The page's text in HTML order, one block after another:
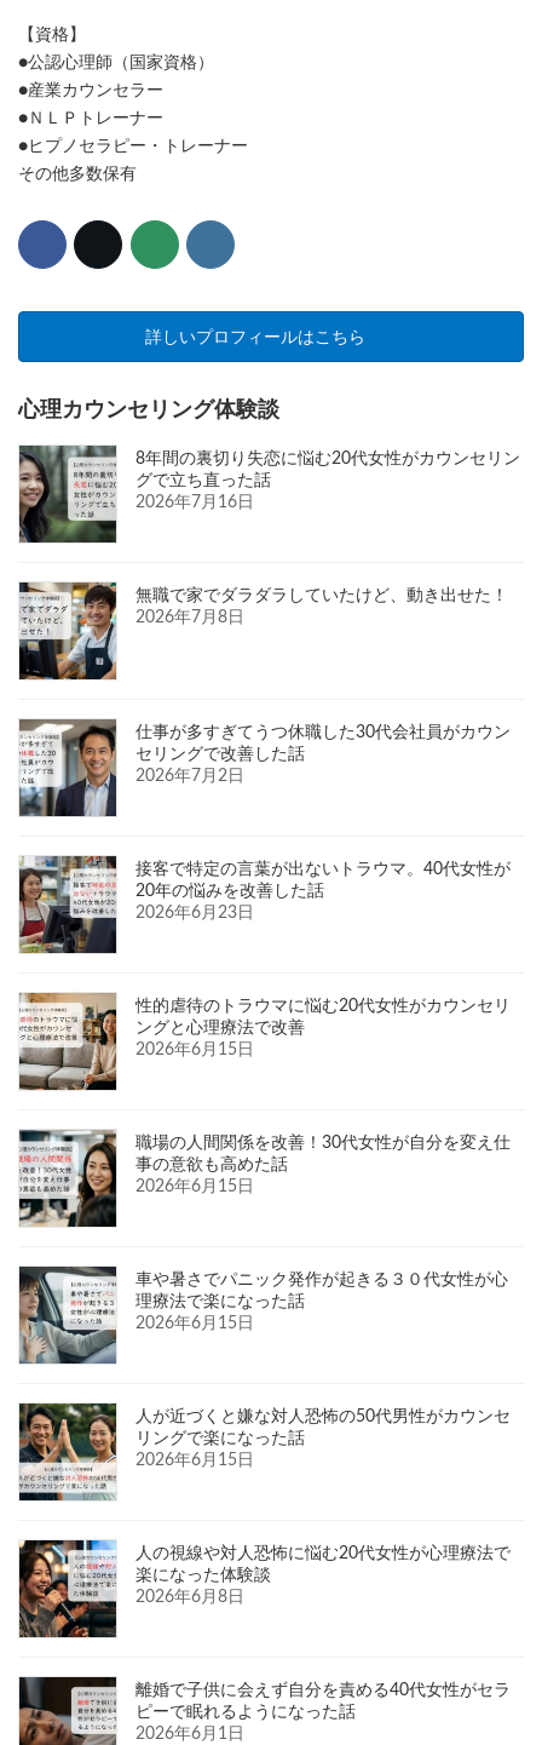
【資格】
●公認心理師（国家資格）
●産業カウンセラー
●ＮＬＰトレーナー
●ヒプノセラピー・トレーナー
その他多数保有
詳しいプロフィールはこちら
心理カウンセリング体験談
8年間の裏切り失恋に悩む20代女性がカウンセリン
グで立ち直った話
2026年7月16日
無職で家でダラダラしていたけど、動き出せた！
2026年7月8日
仕事が多すぎてうつ休職した30代会社員がカウン
セリングで改善した話
2026年7月2日
接客で特定の言葉が出ないトラウマ。40代女性が
20年の悩みを改善した話
2026年6月23日
性的虐待のトラウマに悩む20代女性がカウンセリ
ングと心理療法で改善
2026年6月15日
職場の人間関係を改善！30代女性が自分を変え仕
事の意欲も高めた話
2026年6月15日
車や暑さでパニック発作が起きる３０代女性が心
理療法で楽になった話
2026年6月15日
人が近づくと嫌な対人恐怖の50代男性がカウンセ
リングで楽になった話
2026年6月15日
人の視線や対人恐怖に悩む20代女性が心理療法で
楽になった体験談
2026年6月8日
離婚で子供に会えず自分を責める40代女性がセラ
ピーで眠れるようになった話
2026年6月1日